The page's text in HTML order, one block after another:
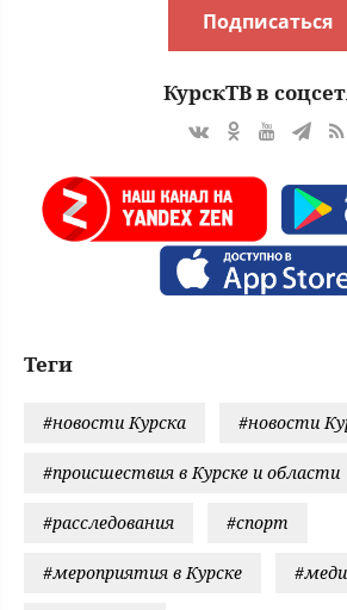
Подписаться
КурскТВ в
Теги
#новости Курска #новости
#происшествия в Курске и области
#расследования #спорт
#мероприятия в Курске